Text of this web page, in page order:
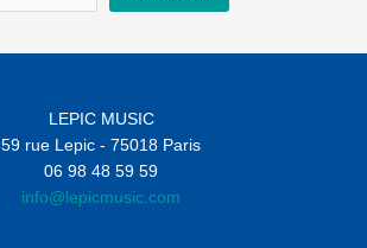
LEPIC MUSIC
59 rue Lepic - 75018 Paris
06 98 48 59 59
info@lepicmusic.com